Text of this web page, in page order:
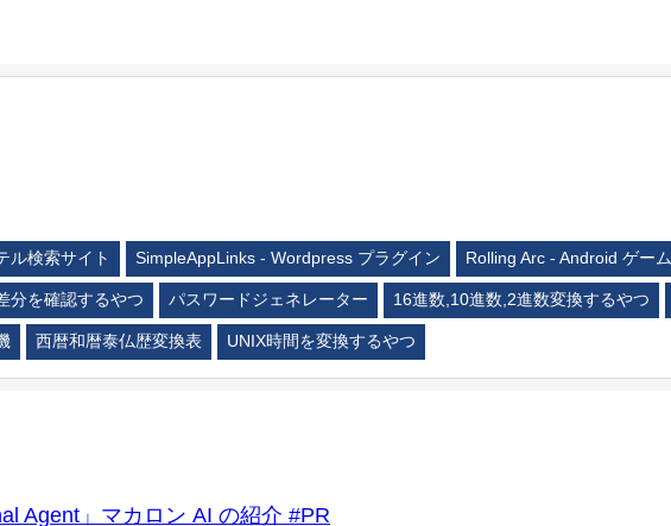
ル検索サイト SimpleAppLinks - Wordpress プラグイン Rolling Arc - Android ゲーム
分を確認するやつ パスワードジェネレーター 16進数,10進数,2進数変換するやつ
西暦和暦泰仏歴変換表 UNIX時間を変換するやつ
Agent」マカロン AI の紹介 #PR